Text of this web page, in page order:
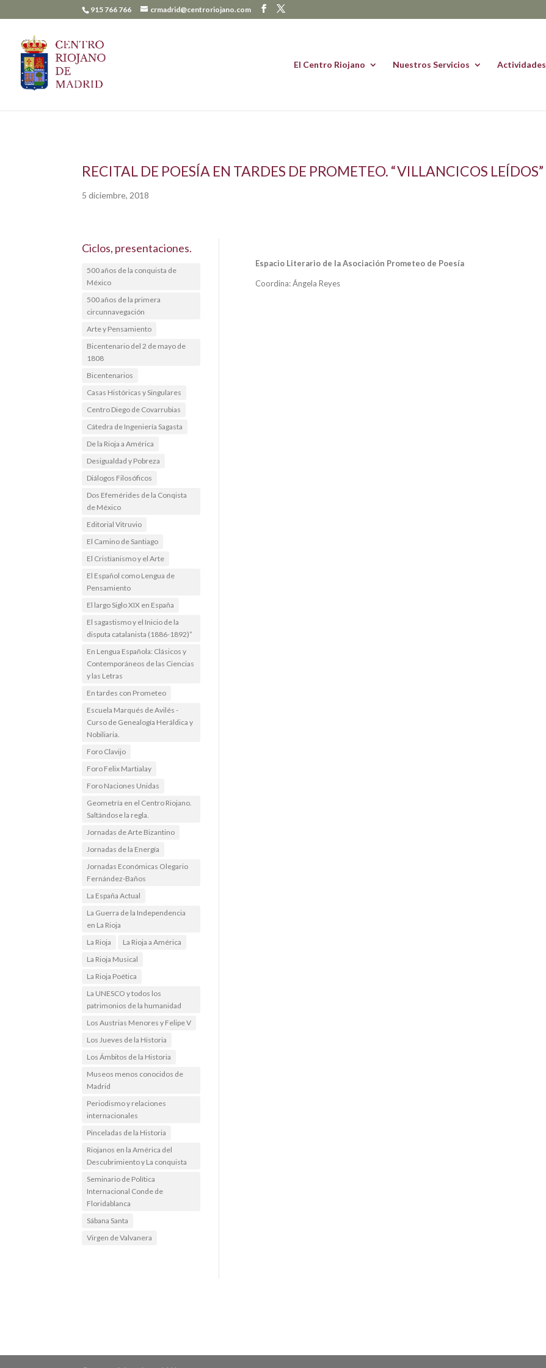
915 766 766 crmadrid@centroriojano.com
El Centro Riojano Nuestros Servicios Actividades
RECITAL DE POESÍA EN TARDES DE PROMETEO. “VILLANCICOS LEÍDOS”
5 diciembre, 2018
Ciclos, presentaciones.
500 años de la conquista de
México
500 años de la primera
circunnavegación
Arte y Pensamiento
Bicentenario del 2 de mayo de
1808
Bicentenarios
Casas Históricas y Singulares
Centro Diego de Covarrubias
Cátedra de Ingeniería Sagasta
De la Rioja a América
Desigualdad y Pobreza
Diálogos Filosóficos
Dos Efemérides de la Conqista
de México
Editorial Vitruvio
El Camino de Santiago
El Cristianismo y el Arte
El Español como Lengua de
Pensamiento
El largo Siglo XIX en España
El sagastismo y el Inicio de la
disputa catalanista (1886-1892)”
En Lengua Española: Clásicos y
Contemporáneos de las Ciencias
y las Letras
En tardes con Prometeo
Escuela Marqués de Avilés -
Curso de Genealogía Heráldica y
Nobiliaria.
Foro Clavijo
Foro Felix Martialay
Foro Naciones Unidas
Geometría en el Centro Riojano.
Saltándose la regla.
Jornadas de Arte Bizantino
Jornadas de la Energía
Jornadas Económicas Olegario
Fernández-Baños
La España Actual
La Guerra de la Independencia
en La Rioja
La Rioja
La Rioja a América
La Rioja Musical
La Rioja Poética
La UNESCO y todos los
patrimonios de la humanidad
Los Austrias Menores y Felipe V
Los Jueves de la Historia
Los Ámbitos de la Historia
Museos menos conocidos de
Madrid
Periodismo y relaciones
internacionales
Pinceladas de la Historia
Riojanos en la América del
Descubrimiento y La conquista
Seminario de Política
Internacional Conde de
Floridablanca
Sábana Santa
Virgen de Valvanera
Espacio Literario de la Asociación Prometeo de Poesía
Coordina: Ángela Reyes